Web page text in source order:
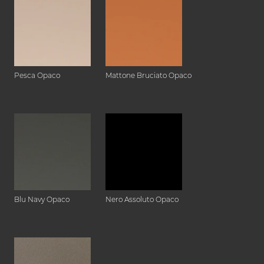
Pesca Opaco Mattone Bruciato Opaco
Blu Navy Opaco Nero Assoluto Opaco